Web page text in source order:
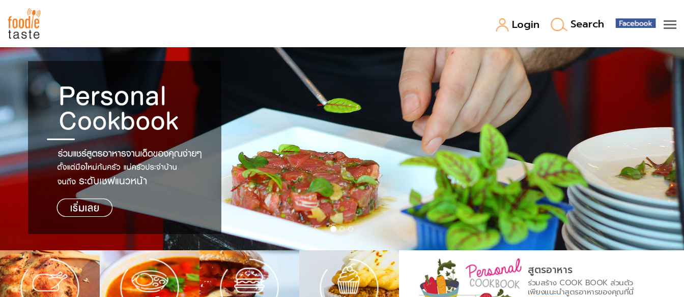
Login Search
สูตรอาหาร
สูตรอาหารล่าสุด
Top Foodie
พาไปชิม
สารพันก้นครัว
เคล็ดลับน่ารู้
เปรียบเทียบหน่วยการตวง
เปรียบเทียบอุณหภูมิ
เปรียบเทียบน้ำหนักวัตถุดิบ
ชั่งตวงเนย
FoodPedia
สร้าง Cookbook
สูตรอาหาร
ร่วมสร้าง COOK BOOK ส่วนตัว
เพียงแนะนำสูตรอาหารของคุณที่นี่